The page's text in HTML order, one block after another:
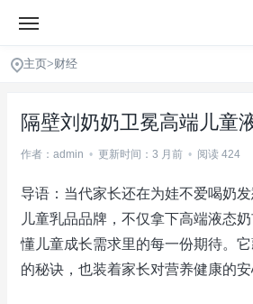
主页>财经
隔壁刘奶奶卫冕高端儿童
作者：admin • 更新时间：3 月前 • 阅读 424
导语：当代家长还在为娃不爱喝奶
儿童乳品品牌，不仅拿下高端液态
懂儿童成长需求里的每一份期待。
的秘诀，也装着家长对营养健康的安